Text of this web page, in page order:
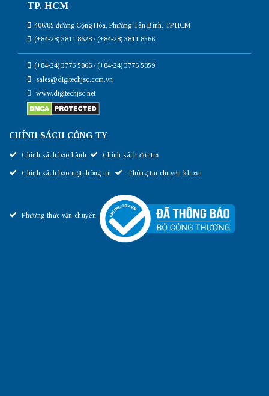
TP. HCM
406/85 đường Cộng Hòa, Phường Tân Bình, TP.HCM
(+84-28) 3811 8628 / (+84-28) 3811 8566
(+84-24) 3776 5866 / (+84-24) 3776 5859
sales@digitechjsc.com.vn
www.digitechjsc.net
CHÍNH SÁCH CÔNG TY
Chính sách bảo hành Chính sách đổi trả
Chính sách bảo mật thông tin Thông tin chuyển khoản
Phương thức vận chuyển